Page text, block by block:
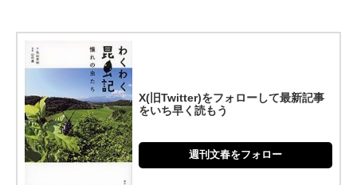
X(旧Twitter)をフォローして最新記事
をいち早く読もう
週刊文春をフォロー